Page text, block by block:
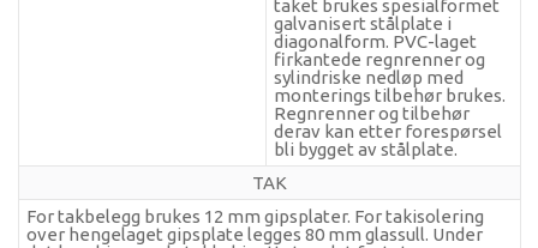
taket brukes spesialformet
galvanisert stålplate i
diagonalform. PVC-laget
firkantede regnrenner og
sylindriske nedløp med
monterings tilbehør brukes.
Regnrenner og tilbehør
derav kan etter forespørsel
bli bygget av stålplate.
TAK
For takbelegg brukes 12 mm gipsplater. For takisolering
over hengelaget gipsplate legges 80 mm glassull. Under